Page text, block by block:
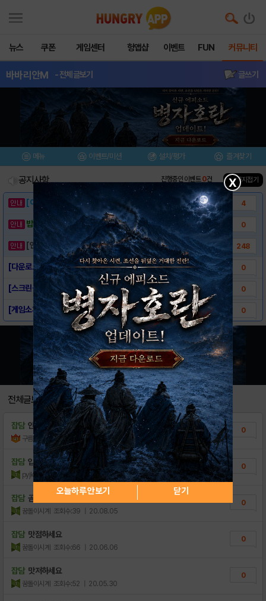
뉴스 쿠폰 게임센터 헝앱샵 이벤트 FUN 커뮤니티
바바리안M - 전체글보기 글쓰기
메뉴 이벤트/미션 설치/평가 즐겨찾기
공지사항 진행중인 이벤트0건 ▲ 공지접기
[이벤트] 웃음으로 매일매일 해피! 유머 게시.. 4
밥알이의 헝앱통신 ⑲ “밥알이, 드디어 멀티를.. 0
[안내] 헝그리앱 필수 상식! 밥알 획득 안내.. 248
[다운로드 링크] 바바리안M 0
[스크린샷] 바바리안M 0
[게임소개] 바바리안M 0
전체글보기
잡담 안녕하세요~~~~~~
구름사 조회수:23 | 22.06.16
0
잡담 입생로랑 아마도꿀팁이실거에요ᑜ
pyjkx 조회수:23 | 21.11.15
0
잡담 곧있으면 퇴근시간
꿈돌이시계 조회수:39 | 20.08.05
0
잡담 맛점하세요
꿈돌이시계 조회수:66 | 20.06.06
0
잡담 맛저하세요
꿈돌이시계 조회수:52 | 20.05.30
0
X
오늘하루 안보기 닫기